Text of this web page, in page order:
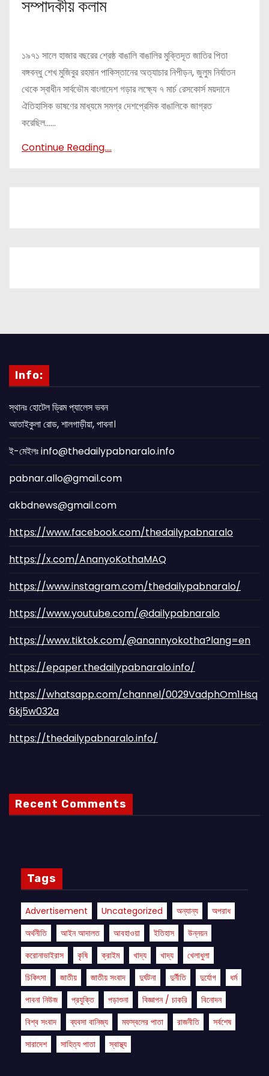
সম্পাদকীয় কলাম
১৯৭১ সালে হাজার বছরের শ্রেষ্ঠ বাঙালি বাঙালির মুক্তিদূত জাতির পিতা
বঙ্গবন্ধু শেখ মুজিবুর রহমান পাকিস্তানের অত্যাচার নিপীড়ন, জুলুম নির্যাতন
থেকে স্বাধীন সার্বভৌম বাংলাদেশ গড়ার লক্ষ্যে ৭ মার্চ রেসকোর্স ময়দানে
ঐতিহাসিক ভাষণের মাধ্যমে সমগ্র দেশপ্রেমিক বাঙালিকে জাগ্রত
করেছিল......
Continue Reading....
Info:
স্থানঃ হোটেল ড্রিম প্যালেস ভবন
আতাইকুলা রোড, শালগাড়ীয়া, পাবনা।
ই-মেইলঃ info@thedailypabnaralo.info
pabnar.allo@gmail.com
akbdnews@gmail.com
https://www.facebook.com/thedailypabnaralo
https://x.com/AnanyoKothaMAQ
https://www.instagram.com/thedailypabnaralo/
https://www.youtube.com/@dailypabnaralo
https://www.tiktok.com/@anannyokotha?lang=en
https://epaper.thedailypabnaralo.info/
https://whatsapp.com/channel/0029VadphOm1Hsq
6kj5w032a
https://thedailypabnaralo.info/
Recent Comments
Tags
Advertisement Uncategorized অন্যান্য
অপরাধ
অর্থনীতি
আইন আদালত আবহাওয়া ইতিহাস
উন্নয়ন
করোনাভাইরাস
কৃষি ক্রাইম খাদ্য খাদ্য
খেলাধুলা
চিকিৎসা
জাতীয় জাতীয় সংবাদ দুর্ঘটনা দুর্নীতি দুর্যোগ
ধর্ম
পাবনা নিউজ
প্রযুক্তি পড়াশুনা বিজ্ঞাপন / চাকরি
বিনোদন
বিশ্ব সংবাদ
ব্যবসা বানিজ্য মফস্বলের পাতা রাজনীতি
সর্বশেষ
সারাদেশ
সাহিত্য পাতা স্বাস্থ্য